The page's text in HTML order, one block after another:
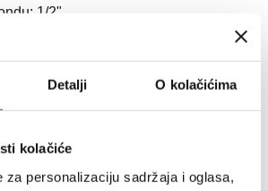
Detalji O kolačićima
kolačiće
za personalizaciju sadržaja i oglasa,
1/2".